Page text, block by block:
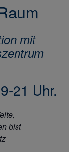
mit
21 Uhr.
bist